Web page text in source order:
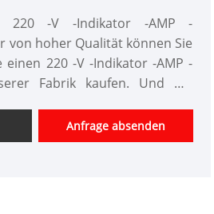
220 -V -Indikator -AMP -
von hoher Qualität können Sie
einen 220 -V -Indikator -AMP -
Fabrik kaufen. Und wir
Druck, Bergbaumaschinen
Indikations -Signallinie und
Anfrage absenden